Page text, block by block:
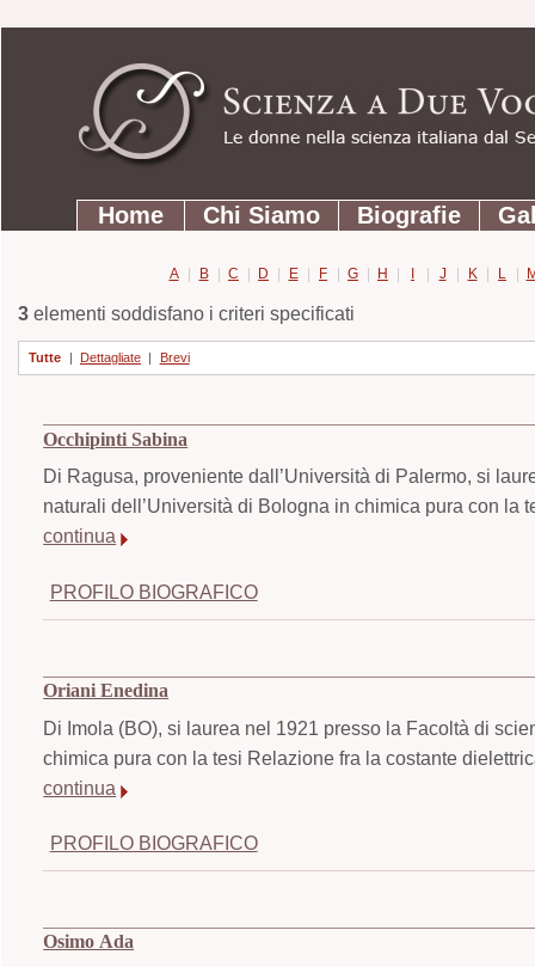
contenuti.
Strumenti
personali
SezioniHome Chi Siamo Biografie
A | B | C | D | E | F | G | H | I | J | K | L |
3elementi soddisfano i criteri specificati
Tutte | Dettagliate | Brevi
Occhipinti Sabina
Di Ragusa, proveniente dall’Università di Palermo, si
naturali dell’Università di Bologna in chimica pura con la
continua
PROFILO BIOGRAFICO
Oriani Enedina
Di Imola (BO), si laurea nel 1921 presso la Facoltà di
chimica pura con la tesi Relazione fra la costante
continua
PROFILO BIOGRAFICO
Osimo Ada